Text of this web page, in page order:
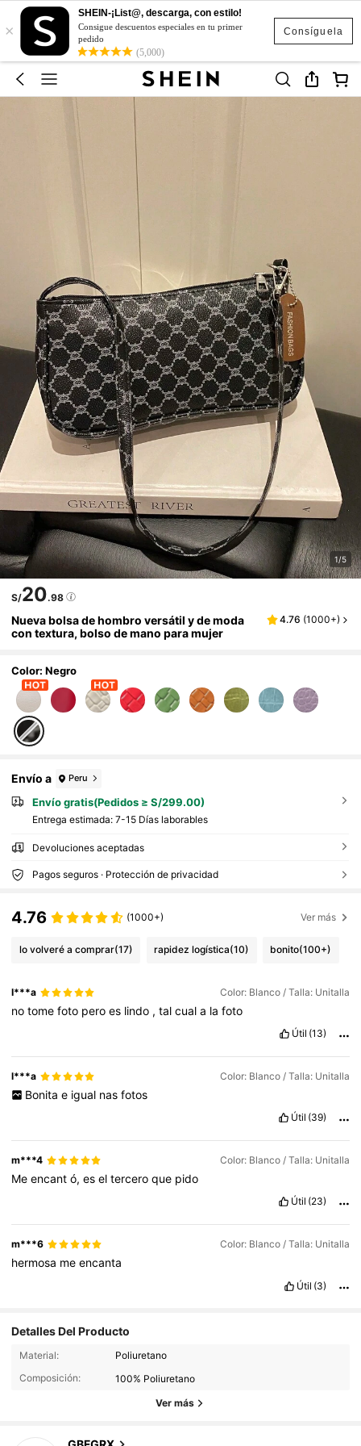
Consíguela
×
SHEIN-¡List@, descarga, con estilo!
Consigue descuentos especiales en tu primer
pedido
(5,000)
1/5
S/20.98
Nueva bolsa de hombro versátil y de moda
con textura, bolso de mano para mujer
4.76 (1000+)
Color: Negro
Envío a Peru
Envío gratis(Pedidos ≥ S/299.00)
Entrega estimada: 7-15 Días laborables
Devoluciones aceptadas
Pagos seguros · Protección de privacidad
4.76 (1000+) Ver más
lo volveré a comprar(17) rapidez logística(10) bonito(100+)
I***a Color: Blanco / Talla: Unitalla
notomefoto peroes lindo ,talcuala lafoto
Útil (13)
l***a Color: Blanco / Talla: Unitalla
Bonita e igual nas fotos
Útil (39)
m***4 Color: Blanco / Talla: Unitalla
Meencantó,eselterceroque pido
Útil (23)
m***6 Color: Blanco / Talla: Unitalla
hermosa meencanta
Útil (3)
Detalles Del Producto
Material:
Poliuretano
Composición:
100% Poliuretano
Ver más
1.3K Seguidores
4.74 1.3K Seguidores